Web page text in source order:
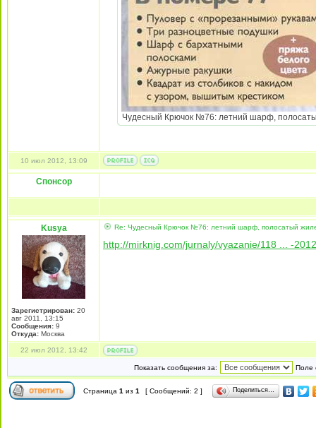
Чудесный Крючок №76: летний шарф,
10 июл 2012, 13:09
Спонсор
Kusya
Зарегистрирован: 20
авг 2011, 13:15
Сообщения: 9
Откуда: Москва
Re: Чудесный Крючок №76: летний шарф, полосатый
http://mirknig.com/jurnaly/vyazanie/118 ... -
22 июл 2012, 13:42
Показать сообщения за: Поле
Страница 1 из 1 [ Сообщений: 2 ] Поделиться…